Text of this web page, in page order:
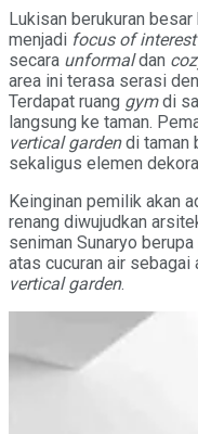
Lukisan berukuran
menjadi focus of interest
secara unformaldan
area ini terasa serasi
Terdapat ruang gymdi
langsung ke taman.
vertical gardendi taman
sekaligus elemen
Keinginan pemilik akan
renang diwujudkan
seniman Sunaryo
atas cucuran air sebagai
vertical garden.